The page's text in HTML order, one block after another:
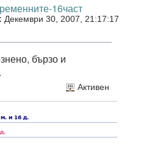
16част
Декември 30, 2007, 21:17:17
бързо и
Активен